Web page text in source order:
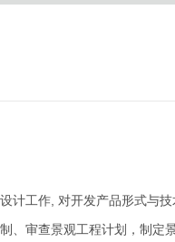
计工作, 对开发产品形式与
、审查景观工程计划，制定